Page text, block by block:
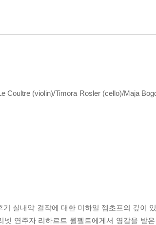
Coultre (violin)/Timora Rosler (cello)/Maja
실내악 걸작에 대한 미하일 젬초프의 깊이
연주자 리하르트 뮐펠트에게서 영감을 받